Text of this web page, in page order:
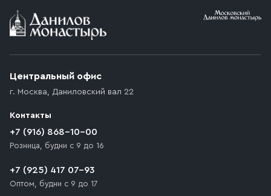
Условия доставки
возникают препятствия для подъезда автомобиля,
которое максимально близко к месту запланированной
движения. Если на территории места назначения
доставки предусмотрен платный въезд, то Покупателю
необходимо компенсировать стоимость въезда
Центральный офис
г. Москва, Даниловский вал 22
Контакты
+7 (916) 868-10-00
Розница, будни с 9 до 16
+7 (925) 417 07-93
Оптом, будни с 9 до 17